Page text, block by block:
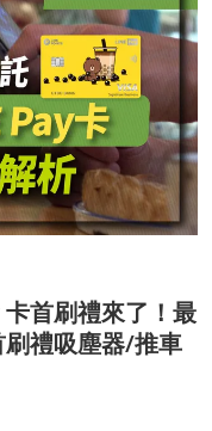
首刷禮來了！最
禮吸塵器/推車